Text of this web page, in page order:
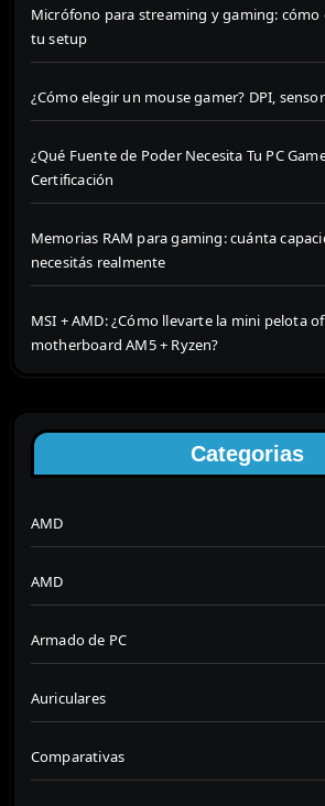
Micrófono para streaming y gaming: cómo
tu setup
¿Cómo elegir un mouse gamer? DPI,
¿Qué Fuente de Poder Necesita Tu PC
Certificación
Memorias RAM para gaming: cuánta
necesitás realmente
MSI + AMD: ¿Cómo llevarte la mini pelota
motherboard AM5 + Ryzen?
Categorias
AMD
AMD
Armado de PC
Auriculares
Comparativas